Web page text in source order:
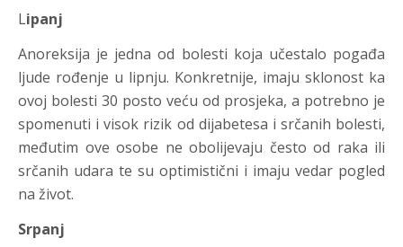
Lipanj
Anoreksija je jedna od bolesti koja učestalo pogađa
ljude rođenje u lipnju. Konkretnije, imaju sklonost ka
ovoj bolesti 30 posto veću od prosjeka, a potrebno je
spomenuti i visok rizik od dijabetesa i srčanih bolesti,
međutim ove osobe ne obolijevaju često od raka ili
srčanih udara te su optimistični i imaju vedar pogled
na život.
Srpanj